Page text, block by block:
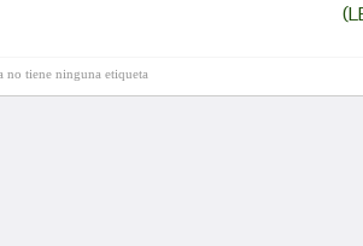
no tiene ninguna etiqueta